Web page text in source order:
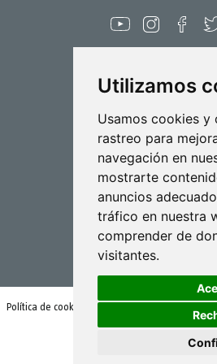
Utilizamos
Usamos cookies y
rastreo para
navegación en
mostrarte
anuncios
tráfico en nuestra
comprender de
visitantes.
Pulverización
Biotecnología
Industrial
Antigua, 4
20577 Antzuola
© Goizper Group
Política de cookies